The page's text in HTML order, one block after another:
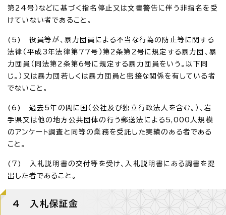
第24号）などに基づく指名停止又は文書警告に伴う非指名を受
けていない者であること。
(5) 役員等が、暴力団員による不当な行為の防止等に関する
法律（平成3年法律第77号）第2条第2号に規定する暴力団、暴
力団員（同法第2条第6号に規定する暴力団員をいう。以下同
じ。）又は暴力団若しくは暴力団員と密接な関係を有している者
でないこと。
(6) 過去5年の間に国（公社及び独立行政法人を含む。）、岩
手県又は他の地方公共団体の行う郵送法による5,000人規模
のアンケート調査と同等の業務を受託した実績のある者である
こと。
(7) 入札説明書の交付等を受け、入札説明書にある調書を提
出した者であること。
4 入札保証金